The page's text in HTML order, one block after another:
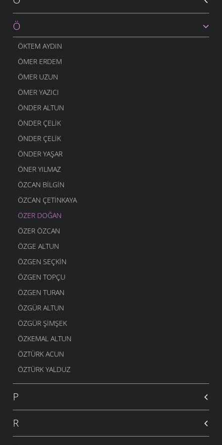
Ö
ÖKTEM AYDIN
ÖMER ERDEM
ÖMER UZUN
ÖMER YAZICI
ÖNDER ALTUN
ÖNDER ÇELIK
ÖNDER ÇELIK
ÖNDER YAŞAR
ÖNER YILMAZ
ÖZCAN BILGIN
ÖZCAN ÇETINKAYA
ÖZER DOĞAN
ÖZER ÖZCAN
ÖZGE ALTUN
ÖZGEN SEÇKIN
ÖZGEN TOPÇU
ÖZGEN TURAN
ÖZGÜR ALTUN
ÖZGÜR ŞIMŞEK
ÖZKEMAL ALTUN
ÖZTÜRK ACUN
ÖZTÜRK YALDUZ
P
R